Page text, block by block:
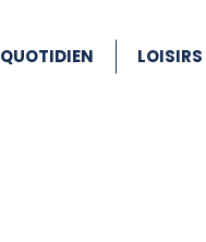
QUOTIDIEN LOISIRS